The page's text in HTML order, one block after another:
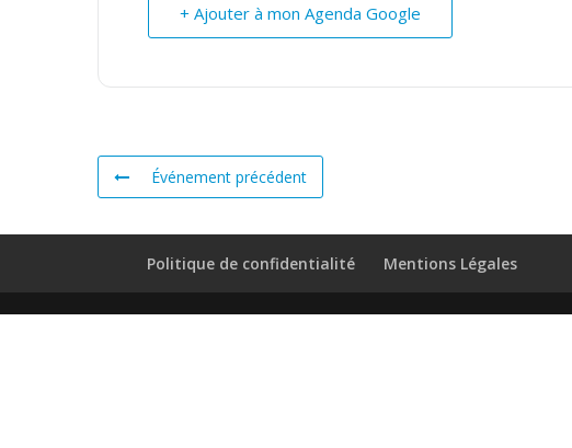
+ Ajouter à mon Agenda Google
Événement précédent
Politique de confidentialité Mentions Légales